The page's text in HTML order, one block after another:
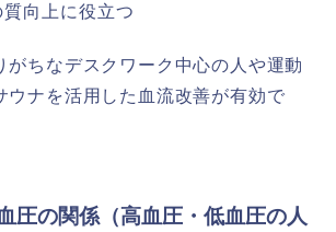
向上に役立つ
がちなデスクワーク中心の人や運動
ウナを活用した血流改善が有効で
圧の関係（高血圧・低血圧の人